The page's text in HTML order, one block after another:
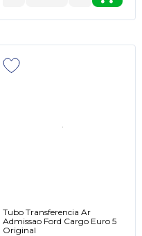
Tubo Transferencia Ar
Admissao Ford Cargo Euro 5
Original